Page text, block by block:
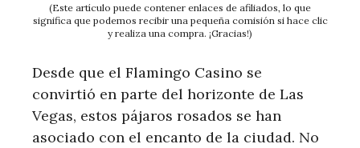
(Este artículo puede contener enlaces de afiliados, lo que
significa que podemos recibir una pequeña comisión si hace clic
y realiza una compra. ¡Gracias!)
Desde que el Flamingo Casino se
convirtió en parte del horizonte de Las
Vegas, estos pájaros rosados ​​se han
asociado con el encanto de la ciudad. No